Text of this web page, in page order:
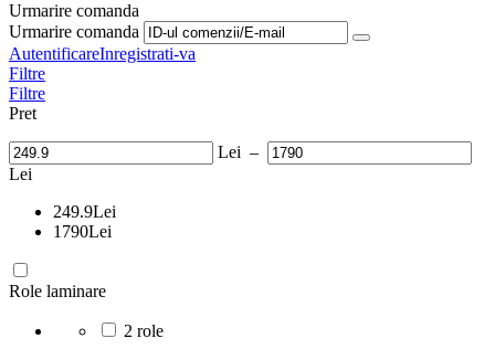
Urmarire comanda
Urmarire comanda
AutentificareInregistrati-va
Filtre
Filtre
Pret
Lei –
Lei
249.9Lei
1790Lei
Role laminare
2 role